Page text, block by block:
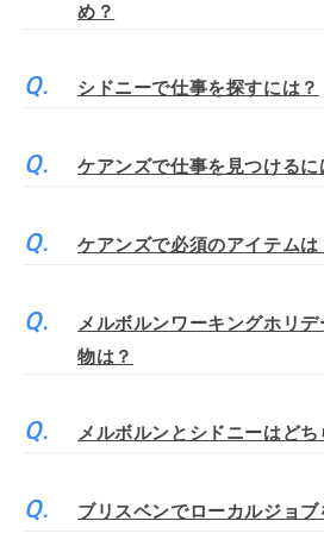
め？
シドニーで仕事を探すには？
ケアンズで仕事を見つけるに
ケアンズで必須のアイテムは
メルボルンワーキングホリ
物は？
メルボルンとシドニーはどち
ブリスベンでローカルジョブ